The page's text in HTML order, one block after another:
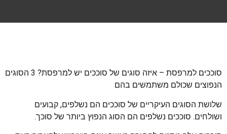
סוככים למרפסת – איזה סוגים של סוככים יש למרפסת? 3 הסוגים
הנפוצים שכולם משתמשים בהם
שלושת הסוגים העיקריים של סוככים הם נשלפים, קבועים
ושולחים. סוככים נשלפים הם הסוג הנפוץ ביותר של סוכך.